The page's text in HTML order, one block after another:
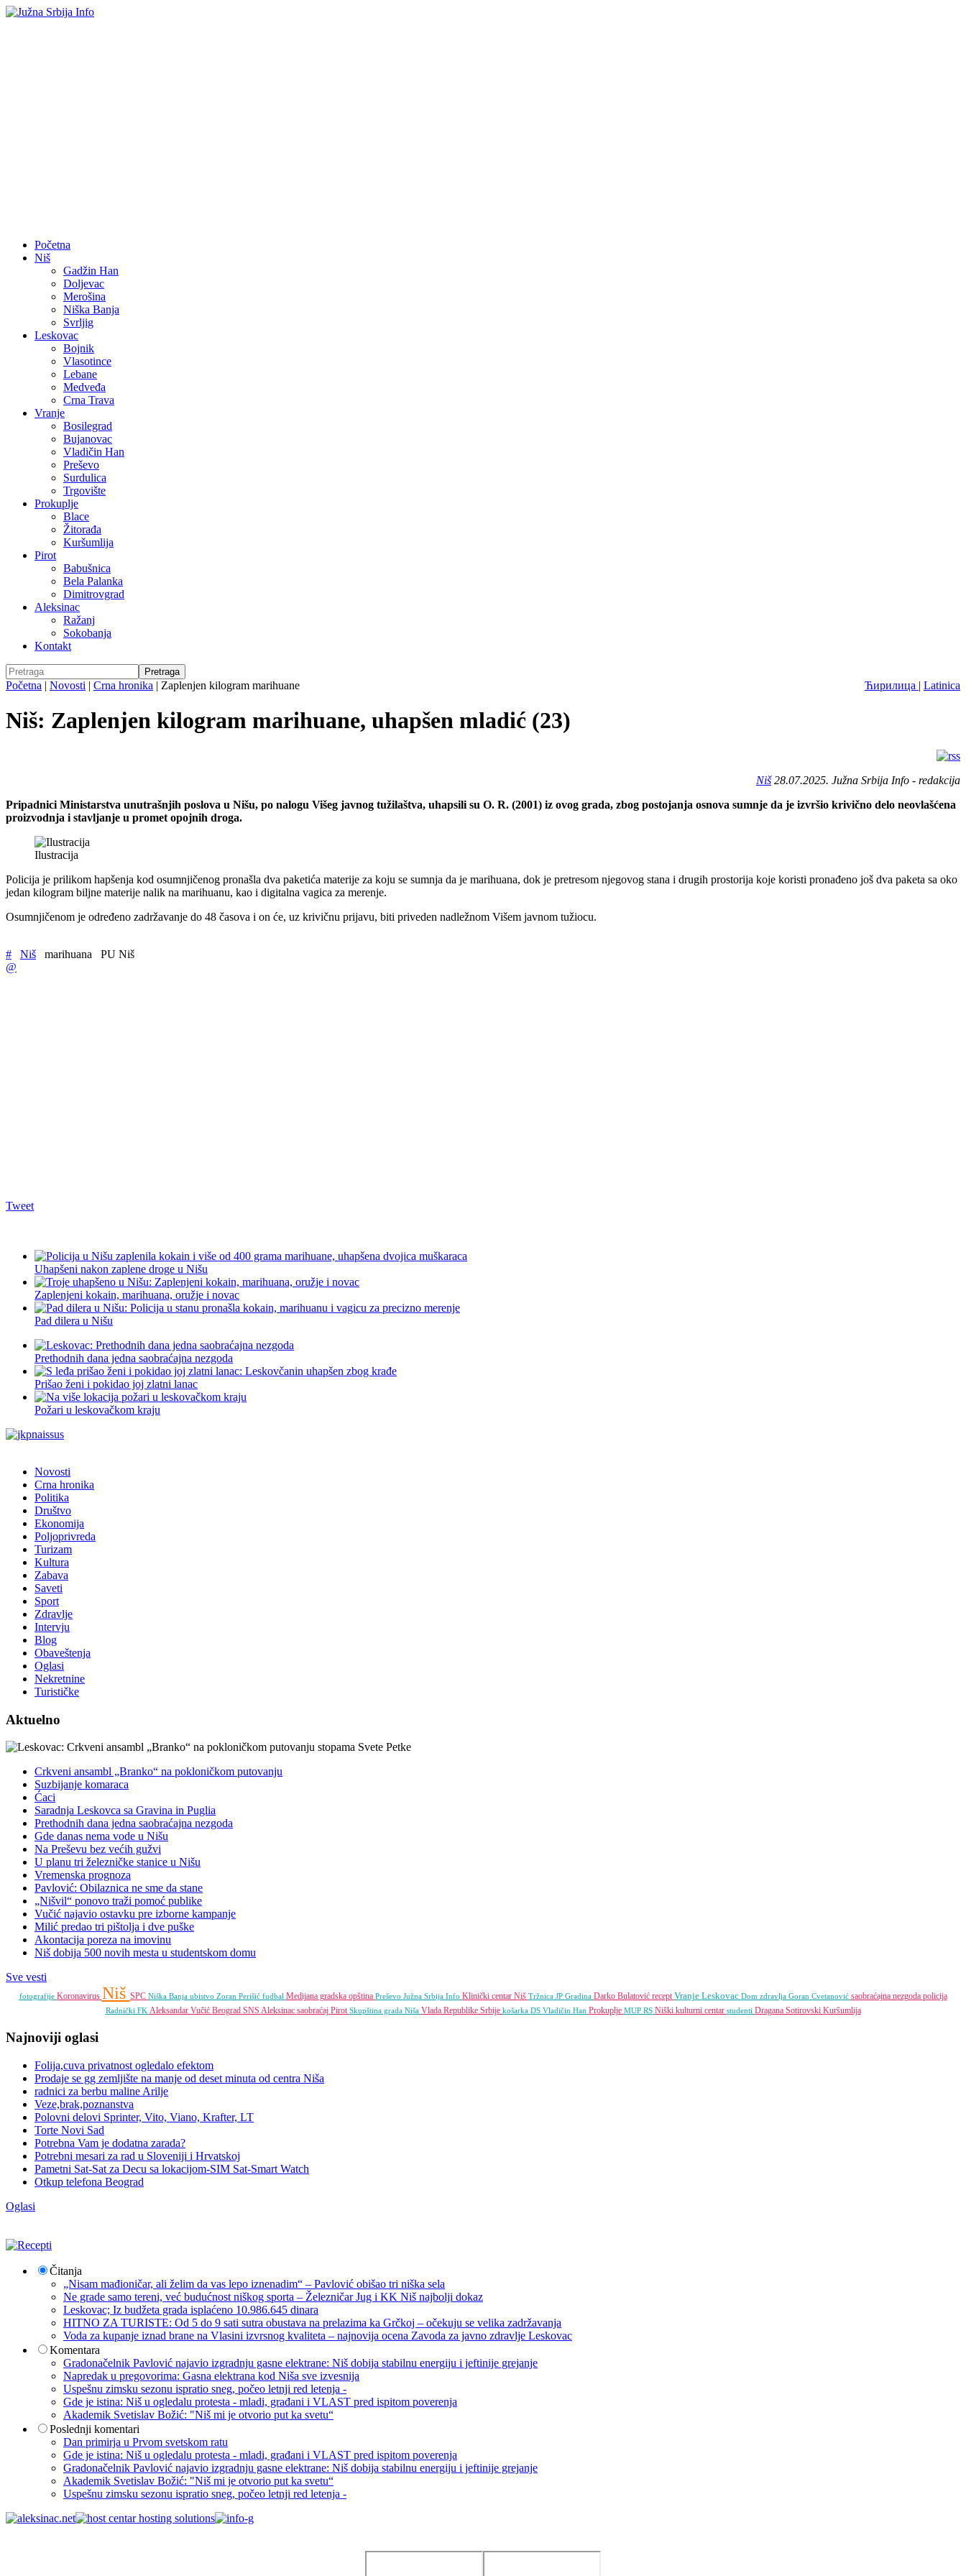
Početna
Niš
Gadžin Han
Doljevac
Merošina
Niška Banja
Svrljig
Leskovac
Bojnik
Vlasotince
Lebane
Medveđa
Crna Trava
Vranje
Bosilegrad
Bujanovac
Vladičin Han
Preševo
Surdulica
Trgovište
Prokuplje
Blace
Žitorađa
Kuršumlija
Pirot
Babušnica
Bela Palanka
Dimitrovgrad
Aleksinac
Ražanj
Sokobanja
Kontakt
Ћирилица | Latinica
Početna | Novosti | Crna hronika | Zaplenjen kilogram marihuane
Niš: Zaplenjen kilogram marihuane, uhapšen mladić (23)
Niš28.07.2025. Južna Srbija Info - redakcija
Pripadnici Ministarstva unutrašnjih poslova u Nišu, po nalogu Višeg javnog tužilaštva, uhapsili su O. R. (2001) iz ovog grada, zbog postojanja osnova sumnje da je izvršio krivično delo neovlašćena
proizvodnja i stavljanje u promet opojnih droga.
Ilustracija
Policija je prilikom hapšenja kod osumnjičenog pronašla dva paketića materije za koju se sumnja da je marihuana, dok je pretresom njegovog stana i drugih prostorija koje koristi pronađeno još dva paketa sa oko
jedan kilogram biljne materije nalik na marihuanu, kao i digitalna vagica za merenje.
Osumnjičenom je određeno zadržavanje do 48 časova i on će, uz krivičnu prijavu, biti priveden nadležnom Višem javnom tužiocu.
# Niš marihuana
PU Niš
@
Tweet
Uhapšeni nakon zaplene droge u Nišu
Zaplenjeni kokain, marihuana, oružje i novac
Pad dilera u Nišu
Prethodnih dana jedna saobraćajna nezgoda
Prišao ženi i pokidao joj zlatni lanac
Požari u leskovačkom kraju
Novosti
Crna hronika
Politika
Društvo
Ekonomija
Poljoprivreda
Turizam
Kultura
Zabava
Saveti
Sport
Zdravlje
Intervju
Blog
Obaveštenja
Oglasi
Nekretnine
Turističke
Aktuelno
Crkveni ansambl „Branko“ na pokloničkom putovanju
Suzbijanje komaraca
Ćaci
Saradnja Leskovca sa Gravina in Puglia
Prethodnih dana jedna saobraćajna nezgoda
Gde danas nema vode u Nišu
Na Preševu bez većih gužvi
U planu tri železničke stanice u Nišu
Vremenska prognoza
Pavlović: Obilaznica ne sme da stane
„Nišvil“ ponovo traži pomoć publike
Vučić najavio ostavku pre izborne kampanje
Milić predao tri pištolja i dve puške
Akontacija poreza na imovinu
Niš dobija 500 novih mesta u studentskom domu
Sve vesti
fotografije Koronavirus Niš SPC Niška Banja ubistvo Zoran Perišić fudbal Medijana gradska opština Preševo Južna Srbija Info Klinički centar Niš Tržnica JP Gradina Darko Bulatović receptVranje Leskovac Dom zdravlja Goran Cvetanović saobraćajna nezgoda policija
Radnički FK Aleksandar Vučić Beograd SNS Aleksinac saobraćaj PirotSkupština grada Niša Vlada Republike Srbije košarka DS Vladičin Han Prokuplje MUP RS Niški kulturni centar studenti Dragana Sotirovski Kuršumlija
Najnoviji oglasi
Folija,cuva privatnost ogledalo efektom
Prodaje se gg zemljište na manje od deset minuta od centra Niša
radnici za berbu maline Arilje
Veze,brak,poznanstva
Polovni delovi Sprinter, Vito, Viano, Krafter, LT
Torte Novi Sad
Potrebna Vam je dodatna zarada?
Potrebni mesari za rad u Sloveniji i Hrvatskoj
Pametni Sat-Sat za Decu sa lokacijom-SIM Sat-Smart Watch
Otkup telefona Beograd
Oglasi
Čitanja
„Nisam mađioničar, ali želim da vas lepo iznenadim“ – Pavlović obišao tri niška sela
Ne grade samo tereni, već budućnost niškog sporta – Železničar Jug i KK Niš najbolji dokaz
Leskovac; Iz budžeta grada isplaćeno 10.986.645 dinara
HITNO ZA TURISTE: Od 5 do 9 sati sutra obustava na prelazima ka Grčkoj – očekuju se velika zadržavanja
Voda za kupanje iznad brane na Vlasini izvrsnog kvaliteta – najnovija ocena Zavoda za javno zdravlje Leskovac
Komentara
Gradonačelnik Pavlović najavio izgradnju gasne elektrane: Niš dobija stabilnu energiju i jeftinije grejanje
Napredak u pregovorima: Gasna elektrana kod Niša sve izvesnija
Uspešnu zimsku sezonu ispratio sneg, počeo letnji red letenja -
Gde je istina: Niš u ogledalu protesta - mladi, građani i VLAST pred ispitom poverenja
Akademik Svetislav Božić: "Niš mi je otvorio put ka svetu“
Poslednji komentari
Dan primirja u Prvom svetskom ratu
Gde je istina: Niš u ogledalu protesta - mladi, građani i VLAST pred ispitom poverenja
Gradonačelnik Pavlović najavio izgradnju gasne elektrane: Niš dobija stabilnu energiju i jeftinije grejanje
Akademik Svetislav Božić: "Niš mi je otvorio put ka svetu“
Uspešnu zimsku sezonu ispratio sneg, počeo letnji red letenja -